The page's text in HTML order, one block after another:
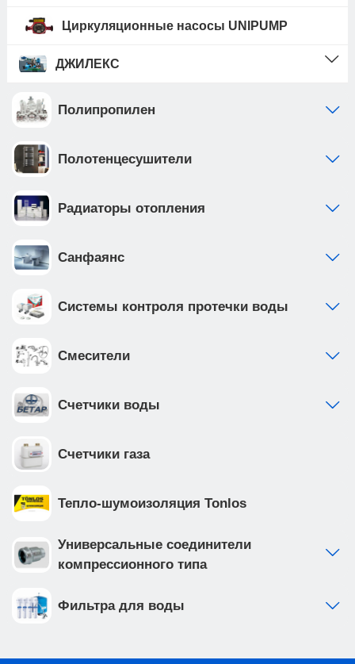
Циркуляционные насосы UNIPUMP
ДЖИЛЕКС
Полипропилен
Полотенцесушители
Радиаторы отопления
Санфаянс
Системы контроля протечки воды
Смесители
Счетчики воды
Счетчики газа
Тепло-шумоизоляция Tonlos
Универсальные соединители
компрессионного типа
Фильтра для воды